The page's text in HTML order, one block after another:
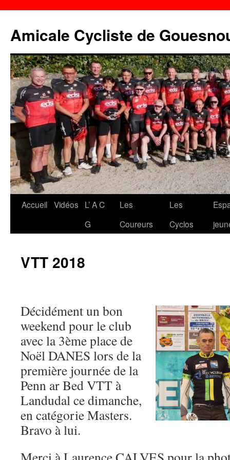
contenu
Amicale Cycliste de
Accueil Vidéos
L’ A C
G
Les
Coureurs
Les
Cyclos
VTT 2018
Décidément un bon
weekend pour le club
avec la 3ème place de
Noël DANES lors de la
première journée de la
Penn ar Bed VTT à
Landudal ce dimanche,
en catégorie Masters.
Bravo à lui.